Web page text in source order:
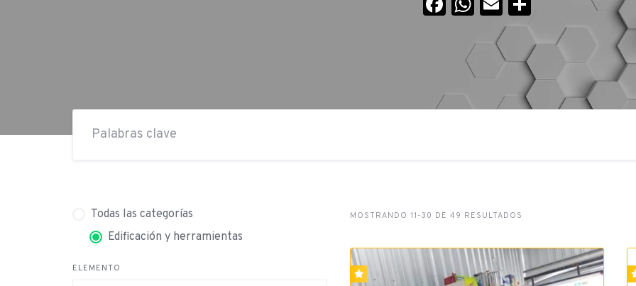
Todas las categorías
Edificación y herramientas
ELEMENTO
MOSTRANDO 11-30 DE 49 RESULTADOS